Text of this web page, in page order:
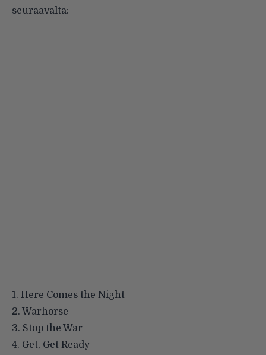
seuraavalta:
1. Here Comes the Night
2. Warhorse
3. Stop the War
4. Get, Get Ready